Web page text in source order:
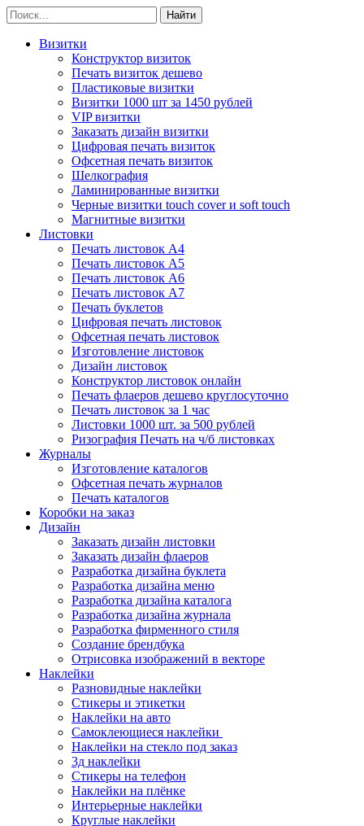
Визитки
Конструктор визиток
Печать визиток дешево
Пластиковые визитки
Визитки 1000 шт за 1450 рублей
VIP визитки
Заказать дизайн визитки
Цифровая печать визиток
Офсетная печать визиток
Шелкография
Ламинированные визитки
Черные визитки touch cover и soft touch
Магнитные визитки
Листовки
Печать листовок А4
Печать листовок А5
Печать листовок А6
Печать листовок А7
Печать буклетов
Цифровая печать листовок
Офсетная печать листовок
Изготовление листовок
Дизайн листовок
Конструктор листовок онлайн
Печать флаеров дешево круглосуточно
Печать листовок за 1 час
Листовки 1000 шт. за 500 рублей
Ризография Печать на ч/б листовках
Журналы
Изготовление каталогов
Офсетная печать журналов
Печать каталогов
Коробки на заказ
Дизайн
Заказать дизайн листовки
Заказать дизайн флаеров
Разработка дизайна буклета
Разработка дизайна меню
Разработка дизайна каталога
Разработка дизайна журнала
Разработка фирменного стиля
Создание брендбука
Отрисовка изображений в векторе
Наклейки
Разновидные наклейки
Стикеры и этикетки
Наклейки на авто
Самоклеющиеся наклейки
Наклейки на стекло под заказ
3д наклейки
Cтикеры на телефон
Наклейки на плёнке
Интерьерные наклейки
Круглые наклейки